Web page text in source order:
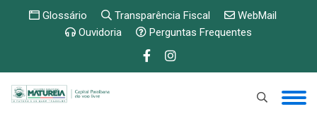
Glossário Transparência Fiscal
WebMail
Ouvidoria
Perguntas Frequentes